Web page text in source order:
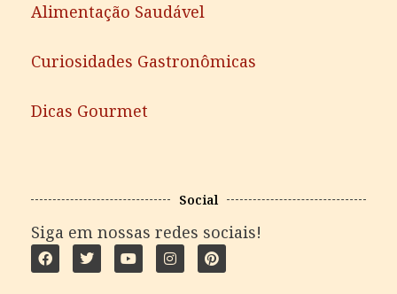
Alimentação Saudável
Curiosidades Gastronômicas
Dicas Gourmet
Social
Siga em nossas redes sociais!